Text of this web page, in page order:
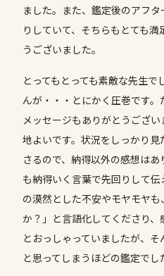
ました。また、鑑定後のアフ
りしていて、そちらもとても
うございました。
とってもとっても素敵な先生
んが・・・とにかく圧巻です
メッセージもありがとうござ
地よいです。状況をしっかり
さるので、納得以外の感想は
も納得いく言葉で先回りして
の漠然とした不安やモヤモヤ
か？」と言語化してくださり
とおっしゃっていましたが、
と思ってしまうほどの鑑定でし